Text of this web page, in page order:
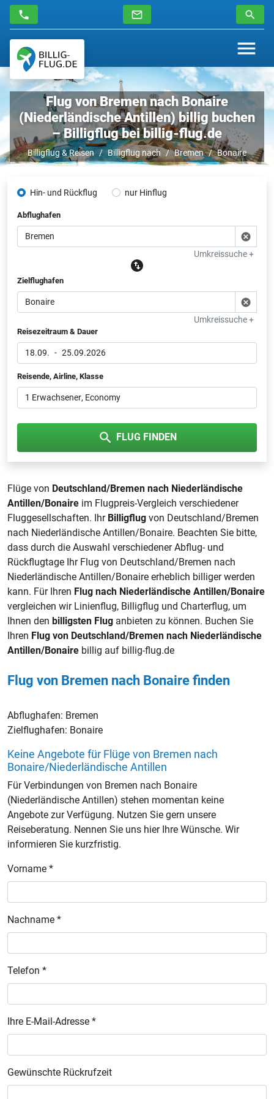
Flug von Bremen nach Bonaire
(Niederländische Antillen) billig buchen
– Billigflug bei billig-flug.de
Billigflug & Reisen Billigflug nach Bremen Bonaire
Hin- und Rückflug nur Hinflug
Abflughafen
Umkreissuche +
Zielflughafen
Umkreissuche +
Reisezeitraum & Dauer
18.09. - 25.09.2026
Reisende, Airline, Klasse
1 Erwachsener, Economy
FLUG FINDEN
Flüge von Deutschland/Bremen nach Niederländische
Antillen/Bonaire im Flugpreis-Vergleich verschiedener
Fluggesellschaften. Ihr Billigflug von Deutschland/Bremen
nach Niederländische Antillen/Bonaire. Beachten Sie bitte,
dass durch die Auswahl verschiedener Abflug- und
Rückflugtage Ihr Flug von Deutschland/Bremen nach
Niederländische Antillen/Bonaire erheblich billiger werden
kann. Für Ihren Flug nach Niederländische Antillen/Bonaire
vergleichen wir Linienflug, Billigflug und Charterflug, um
Ihnen den billigsten Flug anbieten zu können. Buchen Sie
Ihren Flug von Deutschland/Bremen nach Niederländische
Antillen/Bonaire billig auf billig-flug.de
Flug von Bremen nach Bonaire finden
Abflughafen: Bremen
Zielflughafen: Bonaire
Keine Angebote für Flüge von Bremen nach
Bonaire/Niederländische Antillen
Für Verbindungen von Bremen nach Bonaire
(Niederländische Antillen) stehen momentan keine
Angebote zur Verfügung. Nutzen Sie gern unsere
Reiseberatung. Nennen Sie uns hier Ihre Wünsche. Wir
informieren Sie kurzfristig.
Vorname *
Nachname *
Telefon *
Ihre E-Mail-Adresse *
Gewünschte Rückrufzeit